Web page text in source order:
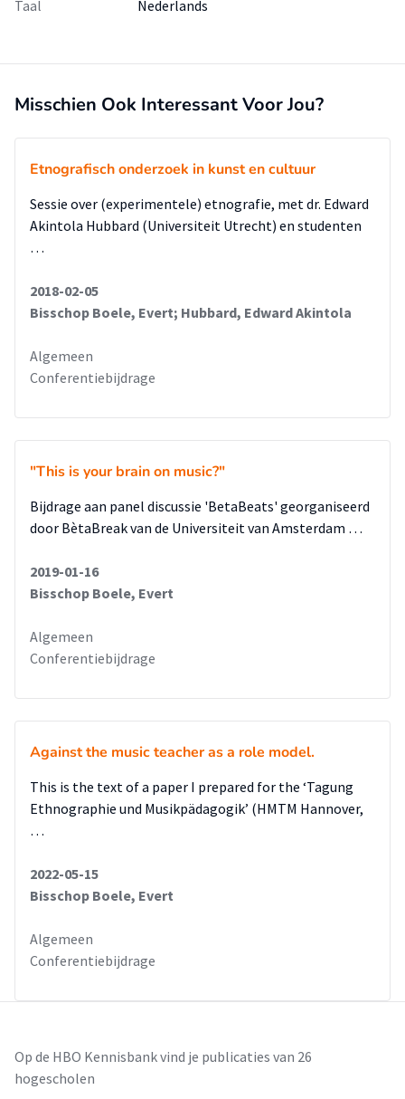
Taal Nederlands
Misschien Ook Interessant Voor Jou?
Etnografisch onderzoek in kunst en cultuur
Sessie over (experimentele) etnografie, met dr. Edward
Akintola Hubbard (Universiteit Utrecht) en studenten
…
2018-02-05
Bisschop Boele, Evert; Hubbard, Edward Akintola
Algemeen
Conferentiebijdrage
"This is your brain on music?"
Bijdrage aan panel discussie 'BetaBeats' georganiseerd
door BètaBreak van de Universiteit van Amsterdam …
2019-01-16
Bisschop Boele, Evert
Algemeen
Conferentiebijdrage
Against the music teacher as a role model.
This is the text of a paper I prepared for the ‘Tagung
Ethnographie und Musikpädagogik’ (HMTM Hannover,
…
2022-05-15
Bisschop Boele, Evert
Algemeen
Conferentiebijdrage
Op de HBO Kennisbank vind je publicaties van 26
hogescholen